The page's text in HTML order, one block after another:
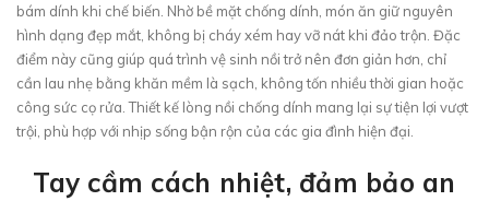
bám dính khi chế biến. Nhờ bề mặt chống dính, món ăn giữ nguyên
hình dạng đẹp mắt, không bị cháy xém hay vỡ nát khi đảo trộn. Đặc
điểm này cũng giúp quá trình vệ sinh nồi trở nên đơn giản hơn, chỉ
cần lau nhẹ bằng khăn mềm là sạch, không tốn nhiều thời gian hoặc
công sức cọ rửa. Thiết kế lòng nồi chống dính mang lại sự tiện lợi vượt
trội, phù hợp với nhịp sống bận rộn của các gia đình hiện đại.
Tay cầm cách nhiệt, đảm bảo an